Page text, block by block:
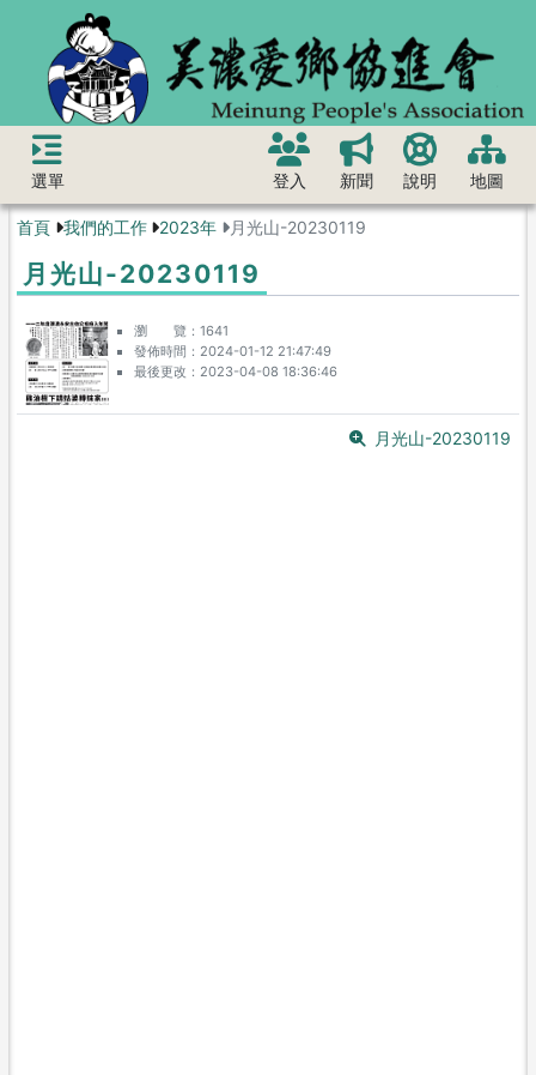
選單 登入 新聞 說明 地圖
首頁 我們的工作 2023年 月光山-20230119
月光山-20230119
瀏 覽
1641
發佈時間
2024-01-12 21:47:49
最後更改
2023-04-08 18:36:46
月光山-20230119